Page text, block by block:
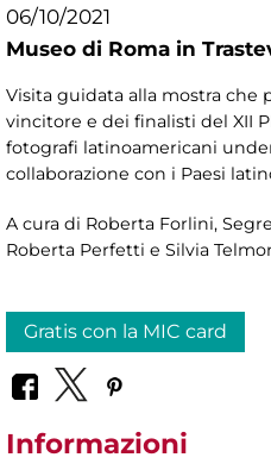
06/10/2021
Museo di Roma in
Visita guidata alla mostra che
vincitore e dei finalisti del XII
fotografi latinoamericani
collaborazione con i Paesi
A cura di Roberta Forlini,
Roberta Perfetti e Silvia
Gratis con la MIC card
Informazioni